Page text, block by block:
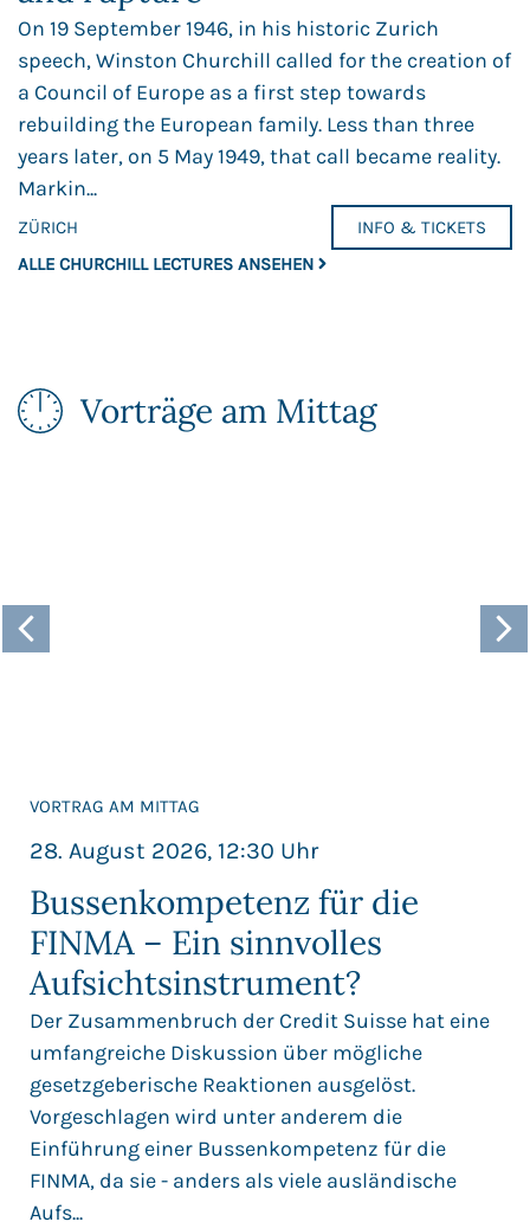
ALLE CHURCHILL LECTURES ANSEHEN
On 19 September 1946, in his historic Zurich
speech, Winston Churchill called for the creation of
a Council of Europe as a first step towards
rebuilding the European family. Less than three
years later, on 5 May 1949, that call became reality.
Markin...
ZÜRICH INFO & TICKETS
Vorträge am Mittag​​
VORTRAG AM MITTAG
28. August 2026, 12:30 Uhr
Bussenkompetenz für die
FINMA – Ein sinnvolles
Aufsichtsinstrument?
Der Zusammenbruch der Credit Suisse hat eine
umfangreiche Diskussion über mögliche
gesetzgeberische Reaktionen ausgelöst.
Vorgeschlagen wird unter anderem die
Einführung einer Bussenkompetenz für die
FINMA, da sie - anders als viele ausländische
Aufs...